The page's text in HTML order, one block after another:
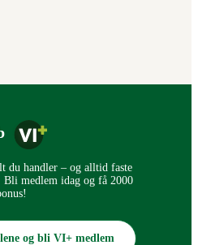
du handler – og alltid faste
medlem idag og få 2000
og bli VI+ medlem